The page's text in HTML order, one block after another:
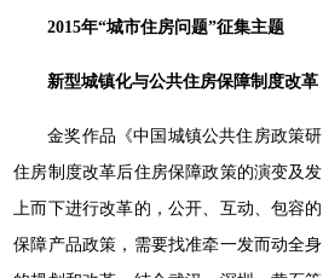
2015年“城市住房问题”征集主题
新型城镇化与公共住房保障制度改革
金奖作品《中国城镇公共住房政策
住房制度改革后住房保障政策的演变及
上而下进行改革的，公开、互动、包容
保障产品政策，需要找准牵一发而动全